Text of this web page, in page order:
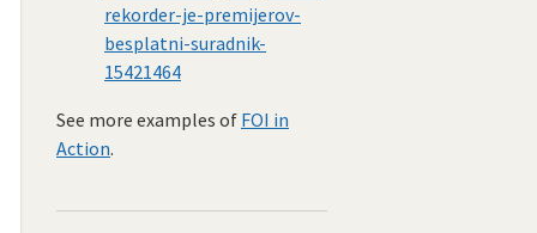
rekorder-je-premijerov-
besplatni-suradnik-
15421464
See more examples of FOI in
Action.